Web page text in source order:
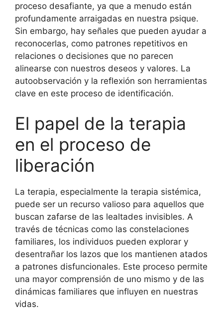
proceso desafiante, ya que a menudo están
profundamente arraigadas en nuestra psique.
Sin embargo, hay señales que pueden ayudar a
reconocerlas, como patrones repetitivos en
relaciones o decisiones que no parecen
alinearse con nuestros deseos y valores. La
autoobservación y la reflexión son herramientas
clave en este proceso de identificación.
El papel de la terapia
en el proceso de
liberación
La terapia, especialmente la terapia sistémica,
puede ser un recurso valioso para aquellos que
buscan zafarse de las lealtades invisibles. A
través de técnicas como las constelaciones
familiares, los individuos pueden explorar y
desentrañar los lazos que los mantienen atados
a patrones disfuncionales. Este proceso permite
una mayor comprensión de uno mismo y de las
dinámicas familiares que influyen en nuestras
vidas.